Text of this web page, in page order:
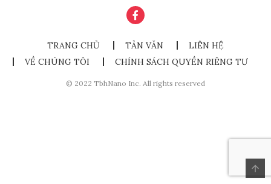
TRANG CHỦ TẢN VĂN
LIÊN HỆ
VỀ CHÚNG TÔI
CHÍNH SÁCH QUYỀN RIÊNG TƯ
© 2022 TbhNano Inc. All rights reserved